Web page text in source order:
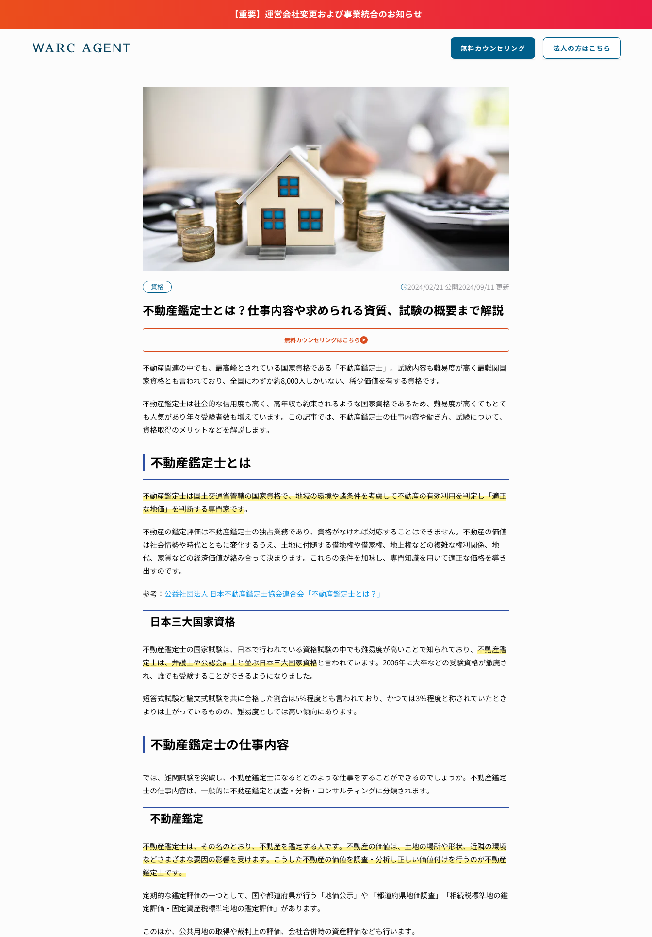
【重要】運営会社変更および事業統合のお知らせ
無料カウンセリング 法人の方はこちら
資格 2024/02/21 公開2024/09/11 更新
不動産鑑定士とは？仕事内容や求められる資質、試験の概要まで解説
無料カウンセリングはこちら
不動産関連の中でも、最高峰とされている国家資格である「不動産鑑定士」。試験内容も難易度が高く最難関国
家資格とも言われており、全国にわずか約8,000人しかいない、稀少価値を有する資格です。
不動産鑑定士は社会的な信用度も高く、高年収も約束されるような国家資格であるため、難易度が高くてもとて
も人気があり年々受験者数も増えています。この記事では、不動産鑑定士の仕事内容や働き方、試験について、
資格取得のメリットなどを解説します。
不動産鑑定士とは
不動産鑑定士は国土交通省管轄の国家資格で、地域の環境や諸条件を考慮して不動産の有効利用を判定し「適正
な地価」を判断する専門家です。
不動産の鑑定評価は不動産鑑定士の独占業務であり、資格がなければ対応することはできません。不動産の価値
は社会情勢や時代とともに変化するうえ、土地に付随する借地権や借家権、地上権などの複雑な権利関係、地
代、家賃などの経済価値が絡み合って決まります。これらの条件を加味し、専門知識を用いて適正な価格を導き
出すのです。
参考： 公益社団法人 日本不動産鑑定士協会連合会「不動産鑑定士とは？」
日本三大国家資格
不動産鑑定士の国家試験は、日本で行われている資格試験の中でも難易度が高いことで知られており、 不動産鑑
定士は、弁護士や公認会計士と並ぶ日本三大国家資格と言われています。2006年に大卒などの受験資格が撤廃さ
れ、誰でも受験することができるようになりました。
短答式試験と論文式試験を共に合格した割合は5％程度とも言われており、かつては3％程度と称されていたとき
よりは上がっているものの、難易度としては高い傾向にあります。
不動産鑑定士の仕事内容
では、難関試験を突破し、不動産鑑定士になるとどのような仕事をすることができるのでしょうか。不動産鑑定
士の仕事内容は、一般的に不動産鑑定と調査・分析・コンサルティングに分類されます。
不動産鑑定
不動産鑑定士は、その名のとおり、不動産を鑑定する人です。不動産の価値は、土地の場所や形状、近隣の環境
などさまざまな要因の影響を受けます。こうした不動産の価値を調査・分析し正しい価値付けを行うのが不動産
鑑定士です。
定期的な鑑定評価の一つとして、国や都道府県が行う「地価公示」や 「都道府県地価調査」「相続税標準地の鑑
定評価・固定資産税標準宅地の鑑定評価」があります。
このほか、公共用地の取得や裁判上の評価、会社合併時の資産評価なども行います。